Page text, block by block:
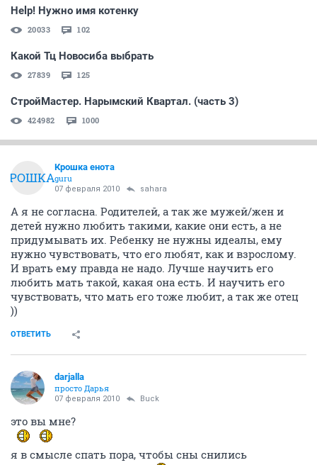
Help! Нужно имя котенку
20033 102
Какой Тц Новосиба выбрать
27839 125
СтройМастер. Нарымский Квартал. (часть 3)
424982 1000
КРОШКА
Крошка енота
guru
07 февраля 2010 sahara
А я не согласна. Родителей, а так же мужей/жен и
детей нужно любить такими, какие они есть, а не
придумывать их. Ребенку не нужны идеалы, ему
нужно чувствовать, что его любят, как и взрослому.
И врать ему правда не надо. Лучше научить его
любить мать такой, какая она есть. И научить его
чувствовать, что мать его тоже любит, а так же отец
))
ОТВЕТИТЬ
darjalla
просто Дарья
07 февраля 2010 Buck
это вы мне?
я в смысле спать пора, чтобы сны снились